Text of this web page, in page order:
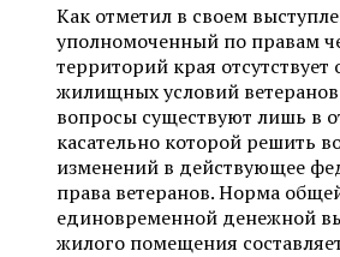
Как отметил в своем
уполномоченный по правам
территорий края
жилищных условий
вопросы существуют лишь в
касательно которой решить
изменений в действующее
права ветеранов. Норма
единовременной денежной
жилого помещения